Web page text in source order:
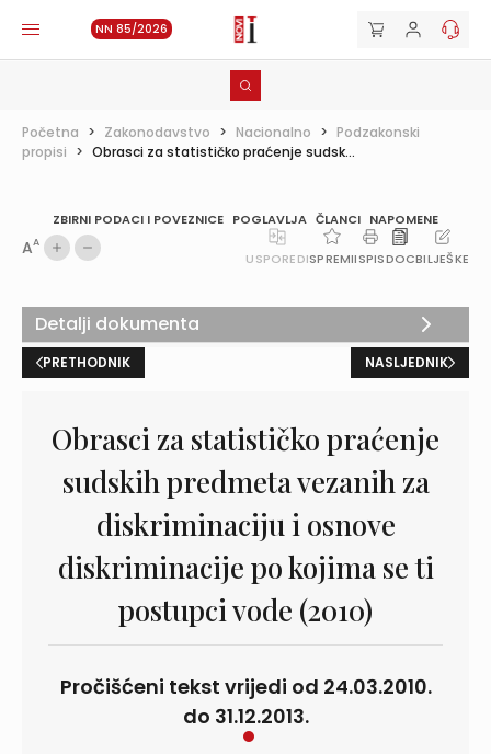
NN 85/2026
Početna > Zakonodavstvo > Nacionalno > Podzakonski
propisi > Obrasci za statističko praćenje sudsk...
ZBIRNI PODACI I POVEZNICE POGLAVLJA ČLANCI NAPOMENE
AA
USPOREDISPREMIISPISDOCBILJEŠKE
PRETHODNIK NASLJEDNIK
Obrasci za statističko praćenje
sudskih predmeta vezanih za
diskriminaciju i osnove
diskriminacije po kojima se ti
postupci vode (2010)
Pročišćeni tekst vrijedi od 24.03.2010.
do 31.12.2013.
Detalji dokumenta